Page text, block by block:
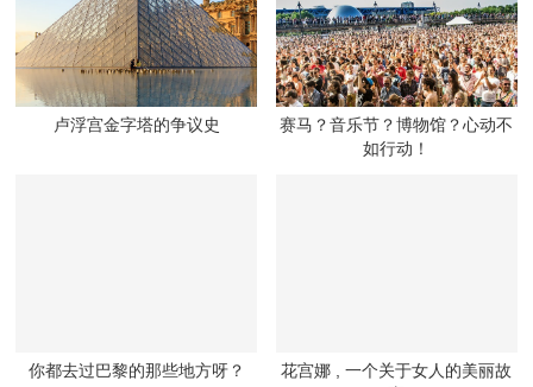
卢浮宫金字塔的争议史
赛马？音乐节？博物馆？心动不
如行动！
你都去过巴黎的那些地方呀？
花宫娜 , 一个关于女人的美丽故